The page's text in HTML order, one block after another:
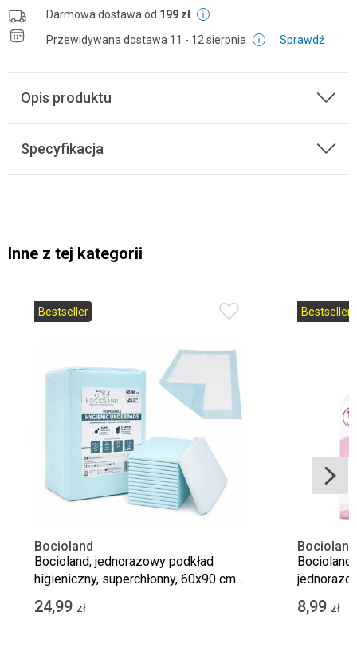
Darmowa dostawa od 199 zł
Przewidywana dostawa 11 - 12 sierpnia Sprawdź
Opis produktu
Specyfikacja
Inne z tej kategorii
Bestseller
Bocioland
Bocioland, jednorazowy podkład
higieniczny, superchłonny, 60x90 cm,
25szt.
24,99 zł
Bestseller
Bocioland
40x60
8,99 zł